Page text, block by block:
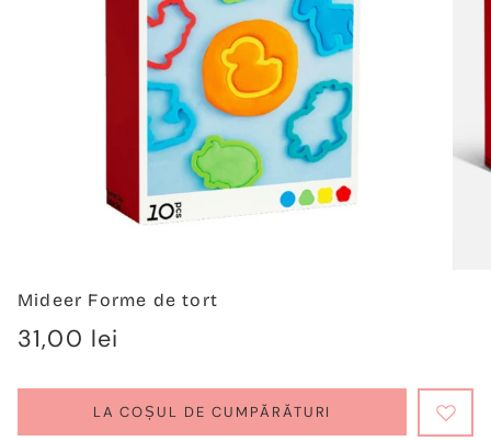
Mideer Forme de tort
Regulärer
31,00 lei
LA COȘUL DE CUMPĂRĂTURI